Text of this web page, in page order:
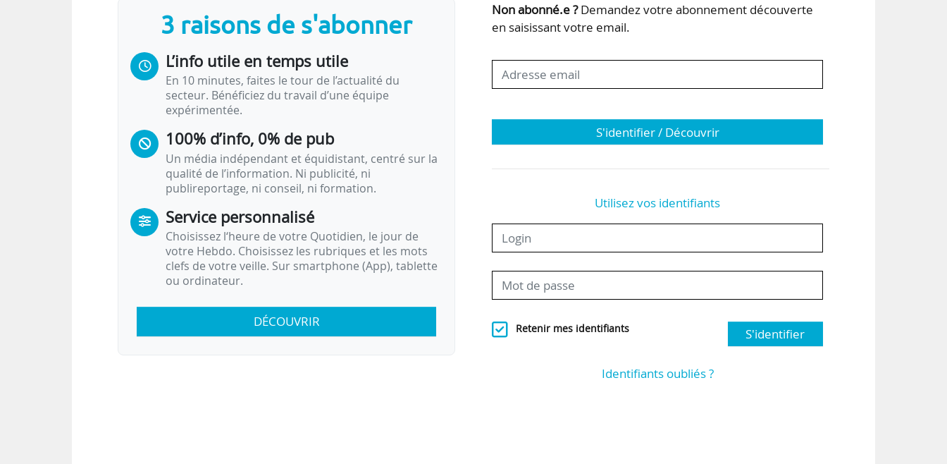
La structure, créée en 2016, dirigée par Samia Ghozlane et présidée…
3 raisons de s'abonner
L’info utile en temps utile
En 10 minutes, faites le tour de l’actualité du
secteur. Bénéficiez du travail d’une équipe
expérimentée.
100% d’info, 0% de pub
Un média indépendant et équidistant, centré sur la
qualité de l’information. Ni publicité, ni
publireportage, ni conseil, ni formation.
Service personnalisé
Choisissez l‘heure de votre Quotidien, le jour de
votre Hebdo. Choisissez les rubriques et les mots
clefs de votre veille. Sur smartphone (App), tablette
ou ordinateur.
DÉCOUVRIR
Non abonné.e ?Demandez votre abonnement découverte
en saisissant votre email.
S'identifier / Découvrir
Utilisez vos identifiants
Retenir mes identifiants S'identifier
Identifiants oubliés ?